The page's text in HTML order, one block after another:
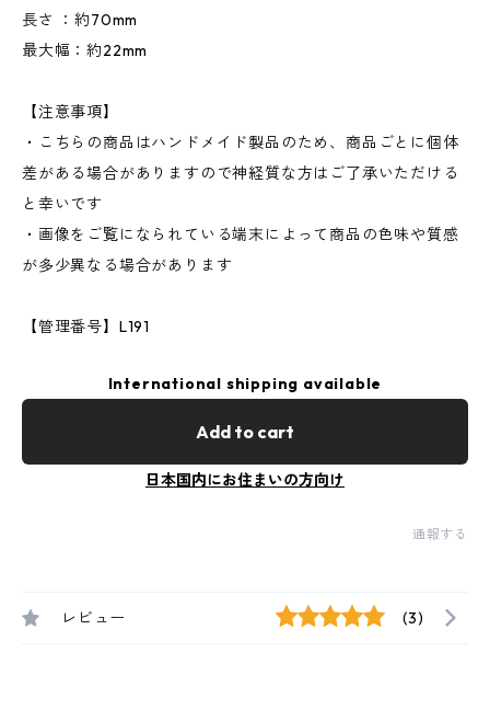
長さ ：約70mm
最大幅：約22mm
【注意事項】
・こちらの商品はハンドメイド製品のため、商品ごとに個体
差がある場合がありますので神経質な方はご了承いただける
と幸いです
・画像をご覧になられている端末によって商品の色味や質感
が多少異なる場合があります
【管理番号】L191
International shipping available
Add to cart
日本国内にお住まいの方向け
通報する
レビュー (3)